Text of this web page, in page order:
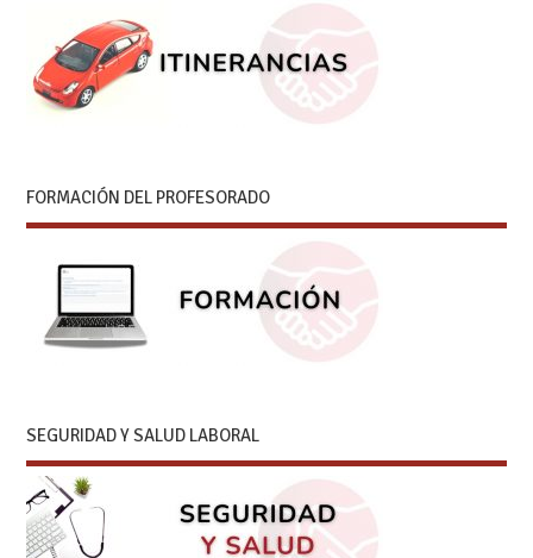
FORMACIÓN DEL PROFESORADO
SEGURIDAD Y SALUD LABORAL